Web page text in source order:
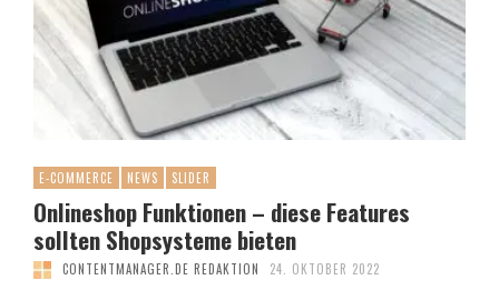
E-COMMERCE NEWS SLIDER
Onlineshop Funktionen – diese Features
sollten Shopsysteme bieten
CONTENTMANAGER.DE REDAKTION 24. OKTOBER 2022